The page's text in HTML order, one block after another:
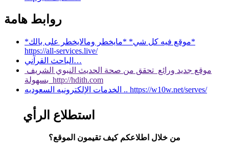
روابط هامة
*موقع فيه كل شي* *مايخطر ومالايخطر على بالك*
https://all-services.live/
الباحث القرآني…
موقع جديد ورائع تحقق من صحة الحديث النبوي الشريف
بسهولة http://hdith.com
الخدمات الإلكترونيه السعوديه .. https://w10w.net/serves/
استطلاع الرأي
من خلال اطلاعكم كيف تقيمون الموقع؟